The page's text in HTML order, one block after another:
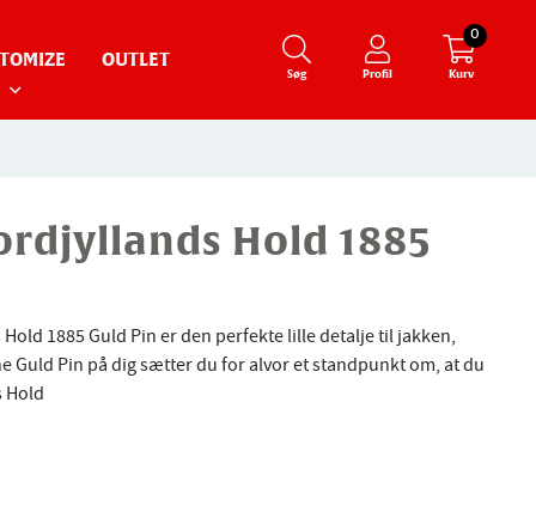
OUTLET
Søg Profil Kurv
0
Hold 1885
1885 Guld Pin er den perfekte lille detalje til jakken,
Guld Pin på dig sætter du for alvor et standpunkt om, at du
Hold